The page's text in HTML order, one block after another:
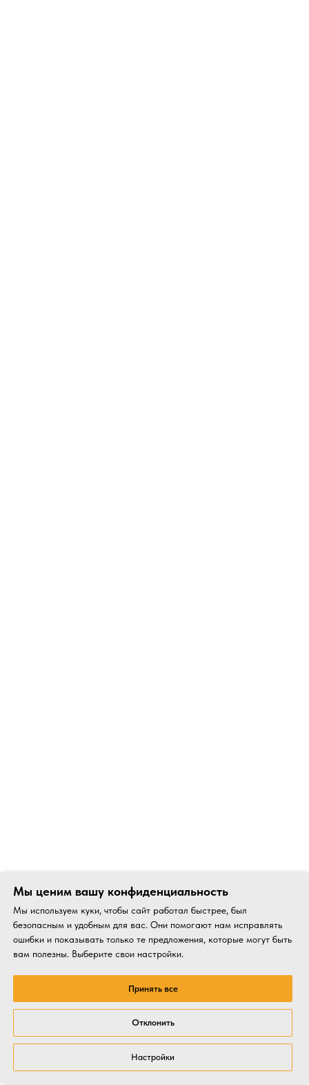
Мы ценим вашу конфиденциальность
Мы используем куки, чтобы сайт работал быстрее, был
безопасным и удобным для вас. Они помогают нам исправлять
ошибки и показывать только те предложения, которые могут быть
вам полезны. Выберите свои настройки.
Принять все
Отклонить
Настройки